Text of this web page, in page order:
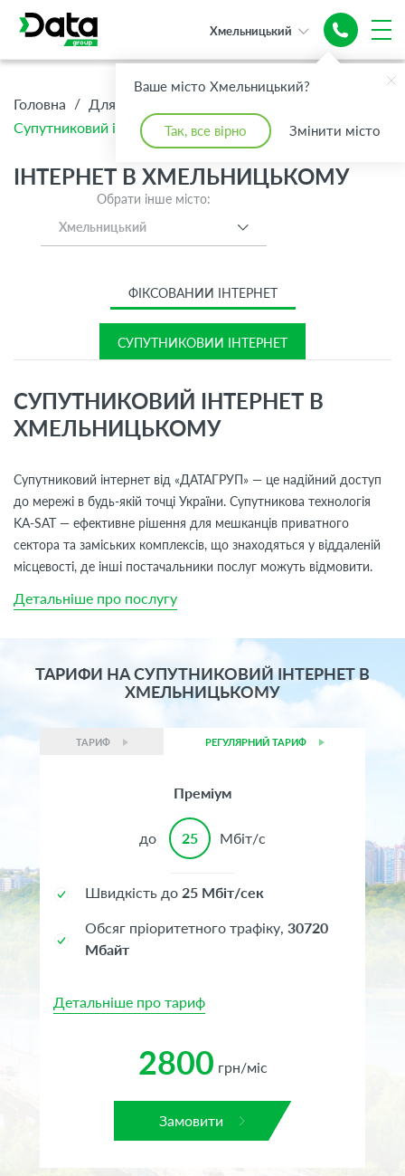
Ваше місто Хмельницький?
Так, все вірно Змінити місто
Хмельницький
Супутниковий
Головна / Для Дому
Супутниковий інтернет
ІНТЕРНЕТ В ХМЕЛЬНИЦЬКОМУ
Обрати інше місто:
Хмельницький
ФІКСОВАНИЙ ІНТЕРНЕТ
СУПУТНИКОВИЙ ІНТЕРНЕТ
СУПУТНИКОВИЙ ІНТЕРНЕТ В
ХМЕЛЬНИЦЬКОМУ
Супутниковий інтернет від «ДАТАГРУП» — це надійний доступ
до мережі в будь-якій точці України. Супутникова технологія
KA-SAT — ефективне рішення для мешканців приватного
сектора та заміських комплексів, що знаходяться у віддаленій
місцевості, де інші постачальники послуг можуть відмовити.
Детальніше про послугу
ТАРИФИ НА СУПУТНИКОВИЙ ІНТЕРНЕТ В
ХМЕЛЬНИЦЬКОМУ
ТАРИФ РЕГУЛЯРНИЙ ТАРИФ
Преміум
до 25 Мбіт/с
Швидкість до 25 Мбіт/сек
Обсяг пріоритетного трафіку, 30720
Мбайт
Детальніше про тариф
2800 грн/міс
Замовити